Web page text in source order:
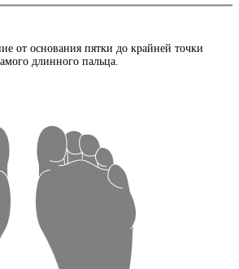
от основания пятки до крайней точки
длинного пальца.